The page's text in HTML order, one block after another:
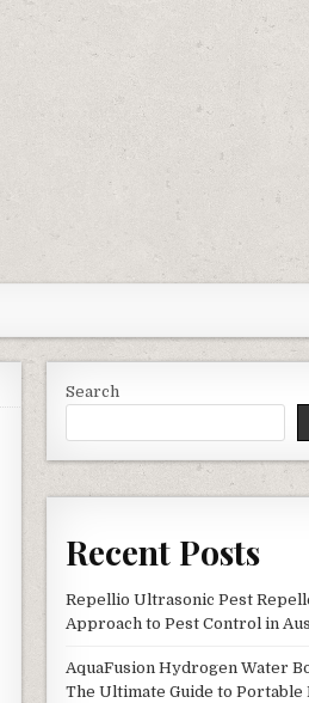
Search
Recent Posts
Repellio Ultrasonic Pest
Approach to Pest Control in
AquaFusion Hydrogen Water
The Ultimate Guide to Portable